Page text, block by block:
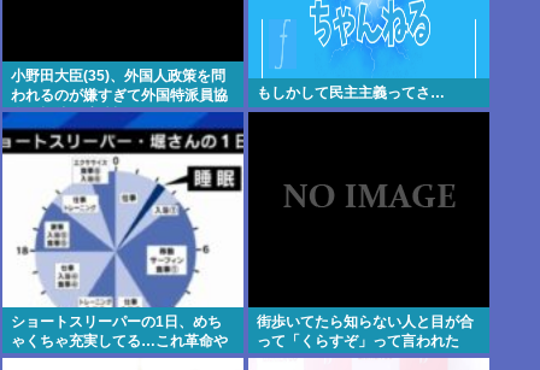
小野田大臣(35)、外国人政策を問
われるのが嫌すぎて外国特派員協
会の招待を連続拒否www
もしかして民主主義ってさ…
ショートスリーパーの1日、めち
ゃくちゃ充実してる…これ革命や
ろwww
街歩いてたら知らない人と目が合
って「くらすぞ」って言われた